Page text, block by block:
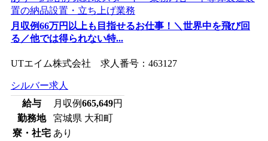
月収例66万円以上も目指せるお仕事！＼世界中を飛び回
る／他では得られない特...
UTエイム株式会社 求人番号：463127
シルバー求人
給与
月収例665,649円
勤務地
宮城県 大和町
寮・社宅 あり